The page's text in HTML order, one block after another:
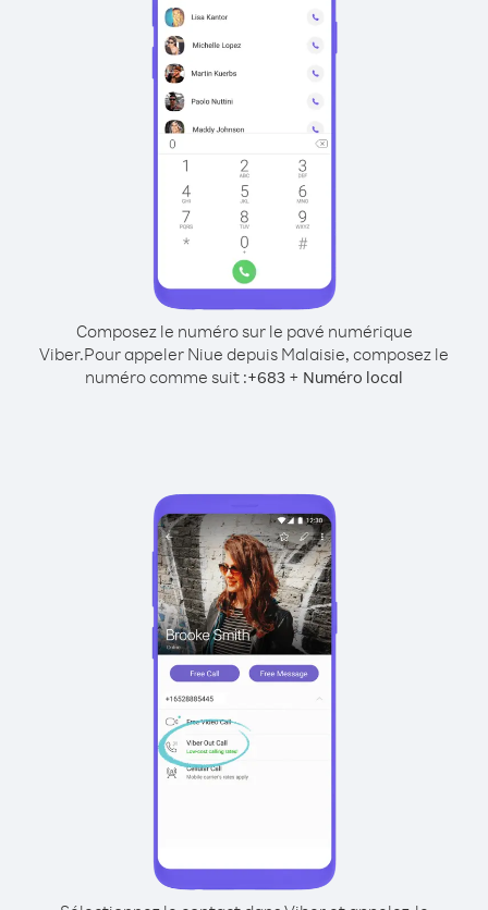
Composez le numéro sur le pavé numérique
Viber.Pour appeler Niue depuis Malaisie, composez le
numéro comme suit :+683 + Numéro local